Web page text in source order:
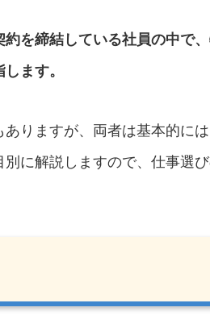
を締結している社員の中で
ます。
りますが、両者は基本的に
に解説しますので、仕事選